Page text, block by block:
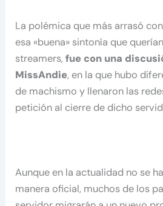
La polémica que más arrasó
esa «buena» sintonía que
streamers,fue con una
MissAndie, en la que hubo
de machismo y llenaron las
petición al cierre de dicho
Aunque en la actualidad no se
manera oficial, muchos de los